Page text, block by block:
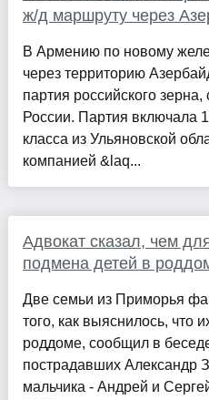
ж/д маршруту через
В Армению по новому
через территорию
партия российского
России. Партия включала
класса из Ульяновской
компанией &laq...
Адвокат сказал, чем
подмена детей в
Две семьи из Приморья
того, как выяснилось, что
роддоме, сообщил в
пострадавших Александр
мальчика - Андрей и